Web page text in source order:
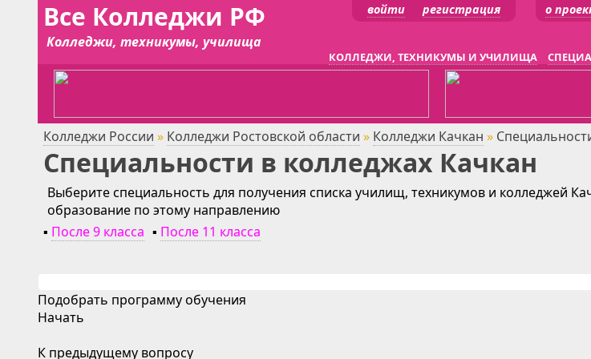
Все Колледжи РФ
Колледжи, техникумы, училища
о
войти регистрация
КОЛЛЕДЖИ, ТЕХНИКУМЫ И УЧИЛИЩА
Колледжи России » Колледжи Ростовской области » Колледжи Качкан »
Специальности в колледжах Качкан
Выберите специальность для получения списка училищ, техникумов и колледжей
образование по этому направлению
▪ После 9 класса ▪ После 11 класса
Подобрать программу обучения
Начать
К предыдущему вопросу